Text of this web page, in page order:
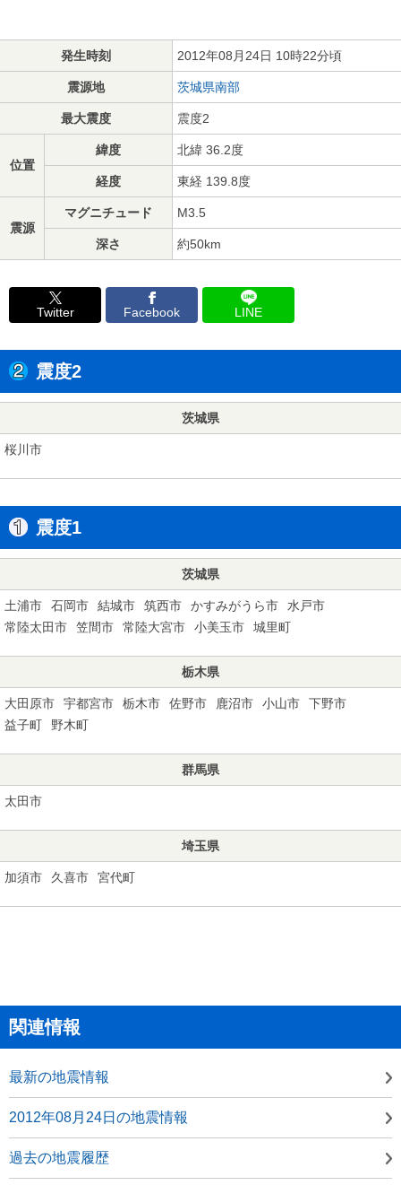
発生時刻 2012年08月24日 10時22分頃
震源地 茨城県南部
最大震度 震度2
位置
緯度 北緯 36.2度
経度 東経 139.8度
震源
マグニチュード M3.5
深さ 約50km
Twitter Facebook LINE
震度2
茨城県
桜川市
震度1
茨城県
土浦市 石岡市 結城市 筑西市 かすみがうら市
水戸市
常陸太田市
笠間市 常陸大宮市 小美玉市 城里町
栃木県
大田原市 宇都宮市 栃木市 佐野市 鹿沼市 小山市
下野市
益子町
野木町
群馬県
太田市
埼玉県
加須市 久喜市 宮代町
関連情報
最新の地震情報
2012年08月24日の地震情報
過去の地震履歴